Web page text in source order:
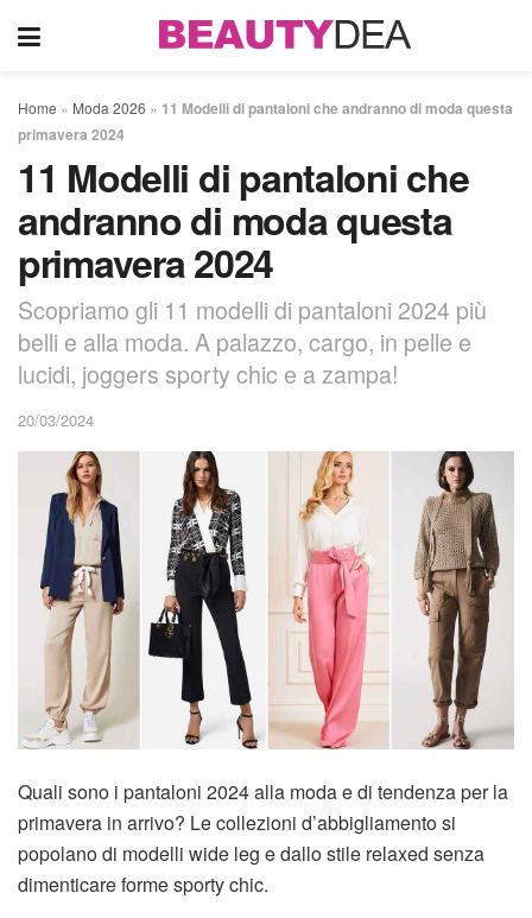
Home » Moda 2026 » 11 Modelli di pantaloni che andranno di moda questa
primavera 2024
11 Modelli di pantaloni che
andranno di moda questa
primavera 2024
Scopriamo gli 11 modelli di pantaloni 2024 più
belli e alla moda. A palazzo, cargo, in pelle e
lucidi, joggers sporty chic e a zampa!
20/03/2024
Quali sono i pantaloni 2024 alla moda e di tendenza per la
primavera in arrivo? Le collezioni d’abbigliamento si
popolano di modelli wide leg e dallo stile relaxed senza
dimenticare forme sporty chic.